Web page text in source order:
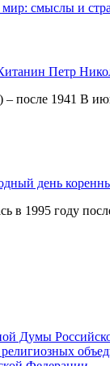
смыслы и
Петр
– после 1941 В
день
в 1995 году
Думы